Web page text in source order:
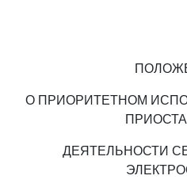
О ПРИОРИТЕТНОМ
ДЕЯТЕЛЬНОСТИ